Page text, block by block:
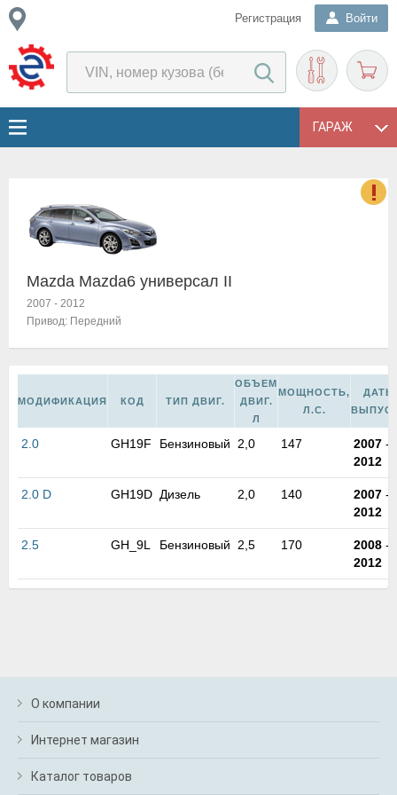
Регистрация Войти
ГАРАЖ
Mazda Mazda6 универсал II
2007 - 2012
Привод: Передний
МОДИФИКАЦИЯ КОД ТИП ДВИГ.
ОБЪЕМ
ДВИГ.
Л
МОЩНОСТЬ,
Л.С.
ДАТЫ
2.0 GH19F Бензиновый 2,0 147 2007 -
2012
2.0 D GH19D Дизель 2,0 140 2007 -
2012
2.5 GH_9L Бензиновый 2,5 170 2008 -
2012
О компании
Интернет магазин
Каталог товаров